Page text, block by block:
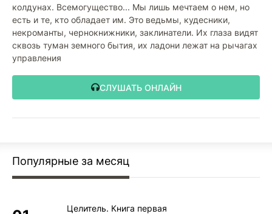
колдунах. Всемогущество... Мы лишь мечтаем о нем, но
есть и те, кто обладает им. Это ведьмы, кудесники,
некроманты, чернокнижники, заклинатели. Их глаза видят
сквозь туман земного бытия, их ладони лежат на рычагах
управления
СЛУШАТЬ ОНЛАЙН
Популярные за месяц
Целитель. Книга первая